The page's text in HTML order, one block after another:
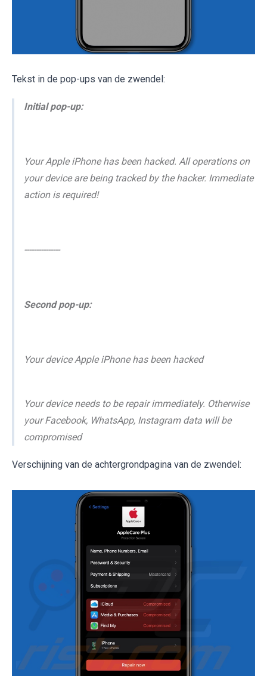
Tekst in de pop-ups van de zwendel:
Initial pop-up:
Your Apple iPhone has been hacked. All operations on
your device are being tracked by the hacker. Immediate
action is required!
---------------
Second pop-up:
Your device Apple iPhone has been hacked
Your device needs to be repair immediately. Otherwise
your Facebook, WhatsApp, Instagram data will be
compromised
Verschijning van de achtergrondpagina van de zwendel: